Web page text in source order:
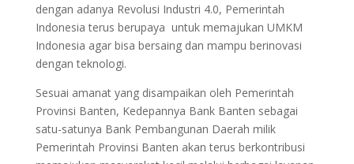
dengan adanya Revolusi Industri 4.0, Pemerintah
Indonesia terus berupaya untuk memajukan UMKM
Indonesia agar bisa bersaing dan mampu berinovasi
dengan teknologi.
Sesuai amanat yang disampaikan oleh Pemerintah
Provinsi Banten, Kedepannya Bank Banten sebagai
satu-satunya Bank Pembangunan Daerah milik
Pemerintah Provinsi Banten akan terus berkontribusi